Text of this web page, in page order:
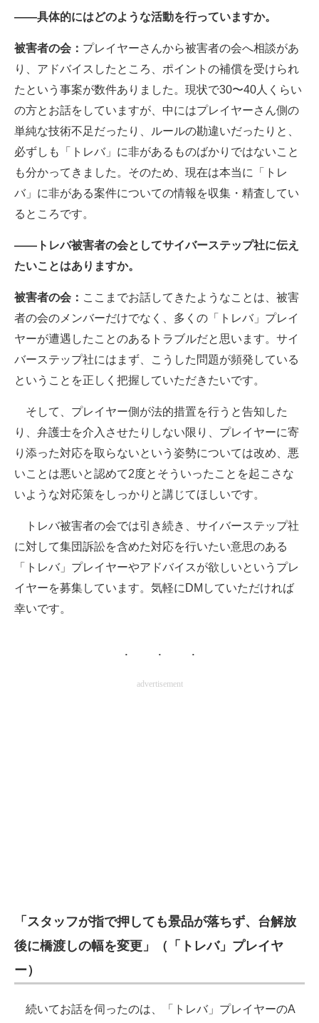
――具体的にはどのような活動を行っていますか。
被害者の会： プレイヤーさんから被害者の会へ相談があ
り、アドバイスしたところ、ポイントの補償を受けられ
たという事案が数件ありました。現状で30〜40人くらい
の方とお話をしていますが、中にはプレイヤーさん側の
単純な技術不足だったり、ルールの勘違いだったりと、
必ずしも「トレバ」に非があるものばかりではないこと
も分かってきました。そのため、現在は本当に「トレ
バ」に非がある案件についての情報を収集・精査してい
るところです。
――トレバ被害者の会としてサイバーステップ社に伝え
たいことはありますか。
被害者の会： ここまでお話してきたようなことは、被害
者の会のメンバーだけでなく、多くの「トレバ」プレイ
ヤーが遭遇したことのあるトラブルだと思います。サイ
バーステップ社にはまず、こうした問題が頻発している
ということを正しく把握していただきたいです。
そして、プレイヤー側が法的措置を行うと告知した
り、弁護士を介入させたりしない限り、プレイヤーに寄
り添った対応を取らないという姿勢については改め、悪
いことは悪いと認めて2度とそういったことを起こさな
いような対応策をしっかりと講じてほしいです。
トレバ被害者の会では引き続き、サイバーステップ社
に対して集団訴訟を含めた対応を行いたい意思のある
「トレバ」プレイヤーやアドバイスが欲しいというプレ
イヤーを募集しています。気軽にDMしていただければ
幸いです。
advertisement
「スタッフが指で押しても景品が落ちず、台解放
後に橋渡しの幅を変更」（「トレバ」プレイヤ
ー）
続いてお話を伺ったのは、「トレバ」プレイヤーのA